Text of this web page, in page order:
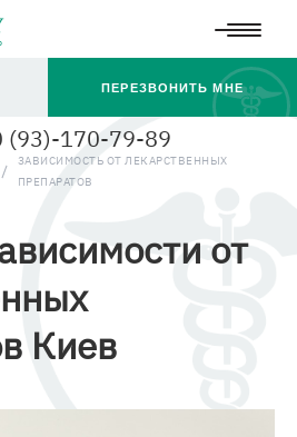
(93)-170-79-89
ПЕРЕЗВОНИТЬ МНЕ
ЗАВИСИМОСТЬ ОТ ЛЕКАРСТВЕННЫХ
ПРЕПАРАТОВ
от
Киев